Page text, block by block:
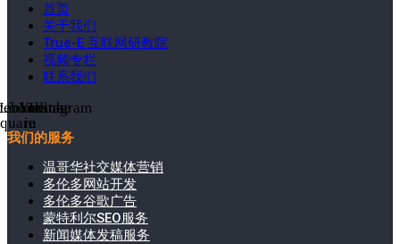
首页
关于我们
True-E 互联网研教院
视频专栏
联系我们
in
Youtube
Instagram
我们的服务
温哥华社交媒体营销
多伦多网站开发
多伦多谷歌广告
蒙特利尔SEO服务
新闻媒体发稿服务